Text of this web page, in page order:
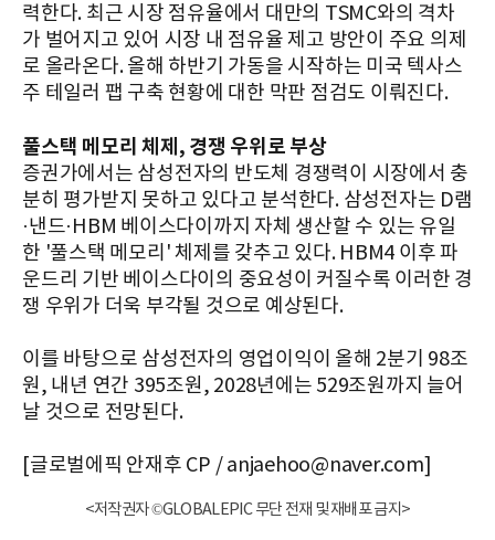
력한다. 최근 시장 점유율에서 대만의 TSMC와의 격차
가 벌어지고 있어 시장 내 점유율 제고 방안이 주요 의제
로 올라온다. 올해 하반기 가동을 시작하는 미국 텍사스
주 테일러 팹 구축 현황에 대한 막판 점검도 이뤄진다.
풀스택 메모리 체제, 경쟁 우위로 부상
증권가에서는 삼성전자의 반도체 경쟁력이 시장에서 충
분히 평가받지 못하고 있다고 분석한다. 삼성전자는 D램
·낸드·HBM 베이스다이까지 자체 생산할 수 있는 유일
한 '풀스택 메모리' 체제를 갖추고 있다. HBM4 이후 파
운드리 기반 베이스다이의 중요성이 커질수록 이러한 경
쟁 우위가 더욱 부각될 것으로 예상된다.
이를 바탕으로 삼성전자의 영업이익이 올해 2분기 98조
원, 내년 연간 395조원, 2028년에는 529조원까지 늘어
날 것으로 전망된다.
[글로벌에픽 안재후 CP / anjaehoo@naver.com]
<저작권자 ©GLOBALEPIC 무단 전재 및 재배포 금지>